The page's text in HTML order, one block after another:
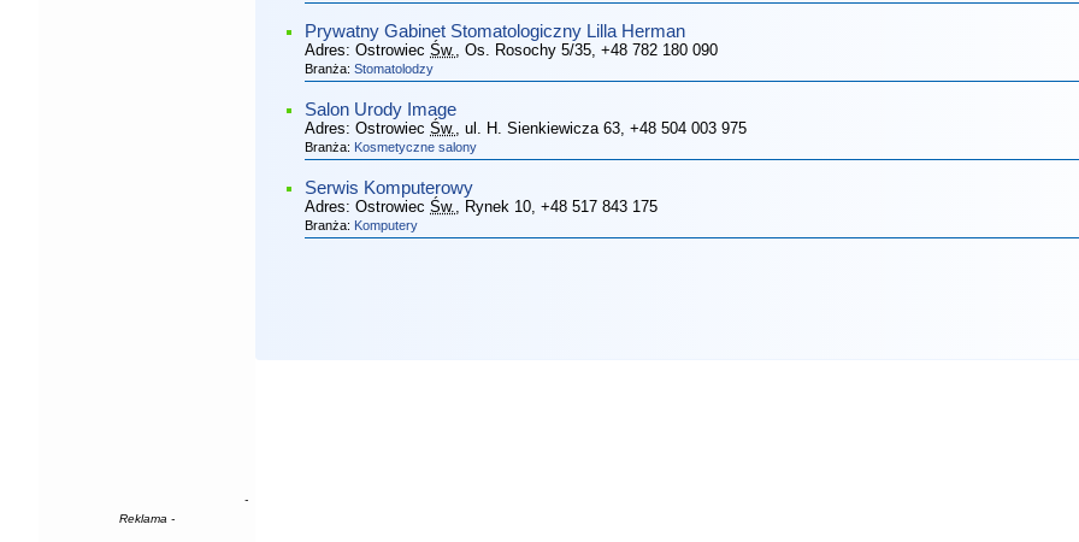
-
Reklama -
Prywatny Gabinet Stomatologiczny Lilla Herman
Adres: Ostrowiec Św., Os. Rosochy 5/35, +48 782 180 090
Branża: Stomatolodzy
Salon Urody Image
Adres: Ostrowiec Św., ul. H. Sienkiewicza 63, +48 504 003 975
Branża: Kosmetyczne salony
Serwis Komputerowy
Adres: Ostrowiec Św., Rynek 10, +48 517 843 175
Branża: Komputery